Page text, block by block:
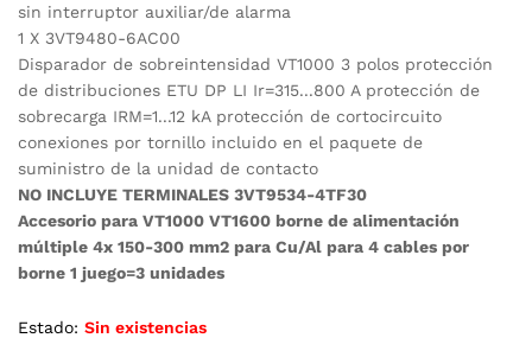
sin interruptor auxiliar/de alarma
1 X 3VT9480-6AC00
Disparador de sobreintensidad VT1000 3 polos protección
de distribuciones ETU DP LI Ir=315...800 A protección de
sobrecarga IRM=1...12 kA protección de cortocircuito
conexiones por tornillo incluido en el paquete de
suministro de la unidad de contacto
NO INCLUYE TERMINALES 3VT9534-4TF30
Accesorio para VT1000 VT1600 borne de alimentación
múltiple 4x 150-300 mm2 para Cu/Al para 4 cables por
borne 1 juego=3 unidades
Estado: Sin existencias